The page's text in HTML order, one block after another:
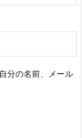
分の名前、メール